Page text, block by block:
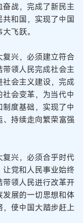
战，完成了新民主
和国，实现了中国
飞跃。
兴，必须建立符合
领人民完成社会主
会主义建设，完成
会变革，为当代中
度基础，实现了中
持续走向繁荣富强
兴，必须合乎时代
党和人民事业始终
领人民进行改革开
展的一切思想和体
使中国大踏步赶上